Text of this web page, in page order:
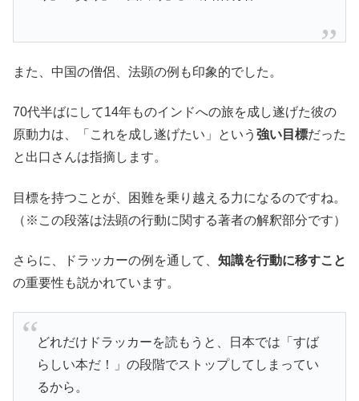
また、中国の僧侶、法顕の例も印象的でした。
70代半ばにして14年ものインドへの旅を成し遂げた彼の
原動力は、「これを成し遂げたい」という 強い目標だった
と出口さんは指摘します。
目標を持つことが、困難を乗り越える力になるのですね。
（※この段落は法顕の行動に関する著者の解釈部分です）
さらに、ドラッカーの例を通して、 知識を行動に移すこと
の重要性も説かれています。
どれだけドラッカーを読もうと、日本では「すば
らしい本だ！」の段階でストップしてしまってい
るから。